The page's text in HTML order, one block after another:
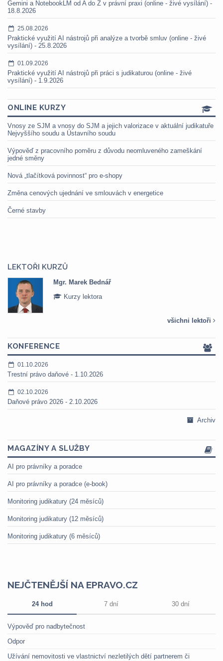
Gemini a NotebookLM od A do Z v právní praxi (online - živé vysílání) -
18.8.2026
25.08.2026
Praktické využití AI nástrojů při analýze a tvorbě smluv (online - živé
vysílání) - 25.8.2026
01.09.2026
Praktické využití AI nástrojů při práci s judikaturou (online - živé
vysílání) - 1.9.2026
ONLINE KURZY
Vnosy ze SJM a vnosy do SJM a jejich valorizace v aktuální judikatuře
Nejvyššího soudu a Ústavního soudu
Výpověď z pracovního poměru z důvodu neomluveného zameškání
jedné směny
Nová „tlačítková povinnost“ pro e-shopy
Změna cenových ujednání ve smlouvách v energetice
Černé stavby
LEKTOŘI KURZŮ
Mgr. Marek Bednář
Kurzy lektora
všichni lektoři
KONFERENCE
01.10.2026
Trestní právo daňové - 1.10.2026
02.10.2026
Daňové právo 2026 - 2.10.2026
Archiv
MAGAZÍNY A SLUŽBY
AI pro právníky a poradce
AI pro právníky a poradce (e-book)
Monitoring judikatury (24 měsíců)
Monitoring judikatury (12 měsíců)
Monitoring judikatury (6 měsíců)
NEJČTENĚJŠÍ NA EPRAVO.CZ
24 hod 7 dní 30 dní
Výpověď pro nadbytečnost
Odpor
Užívání nemovitosti ve vlastnictví nezletilých dětí partnerem či